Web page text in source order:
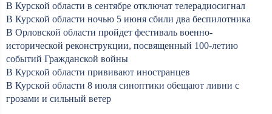
В Курской области в сентябре отключат телерадиосигнал
В Курской области ночью 5 июня сбили два беспилотника
В Орловской области пройдет фестиваль военно-
исторической реконструкции, посвященный 100-летию
событий Гражданской войны
В Курской области прививают иностранцев
В Курской области 8 июля синоптики обещают ливни с
грозами и сильный ветер